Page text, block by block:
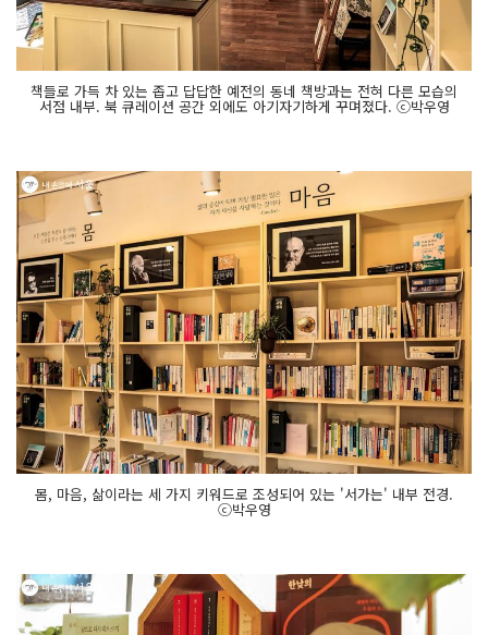
책들로 가득 차 있는 좁고 답답한 예전의 동네 책방과는 전혀 다른 모습의
서점 내부. 북 큐레이션 공간 외에도 아기자기하게 꾸며졌다. ⓒ박우영
몸, 마음, 삶이라는 세 가지 키워드로 조성되어 있는 '서가는' 내부 전경.
ⓒ박우영